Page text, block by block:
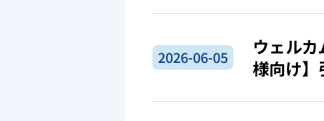
2026-06-05
ウェル
様向け